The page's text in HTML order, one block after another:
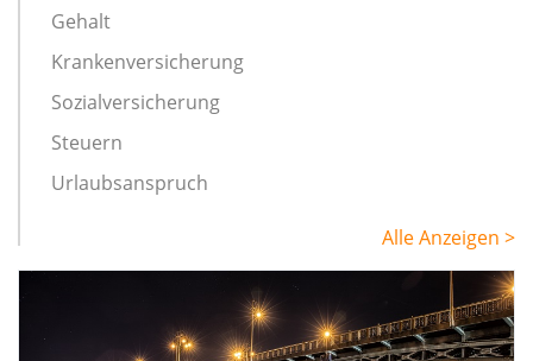
Gehalt
Krankenversicherung
Sozialversicherung
Steuern
Urlaubsanspruch
Alle Anzeigen >